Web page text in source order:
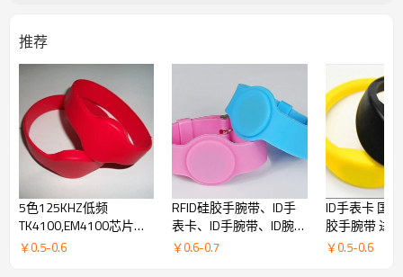
⑤芯片型号：EM4100、EM4102、EM4450、TK4100、
T5557、Hitag1、
Hitag2、HitagS、进口 S50、进口 S70、Ultralight
DESFire41、ICODE1、ICODE2、Ti2048、Ti256、
SR176、
INSIDE2K、LRI2K、LRIS2K
⑥表面可胶印、丝印、喷码，批量订购可指定产品颜色
推荐
5色125KHZ低频
TK4100,EM4100芯片手
表型腕带ID手表卡硅胶
￥0.5-0.6
RFID硅胶手腕带、ID手
表卡、ID手腕带、ID腕带
卡、儿童腕带
￥0.6-0.7
ID手表卡 国
胶手腕带 进
带 RFID硅胶
￥0.5-0.6